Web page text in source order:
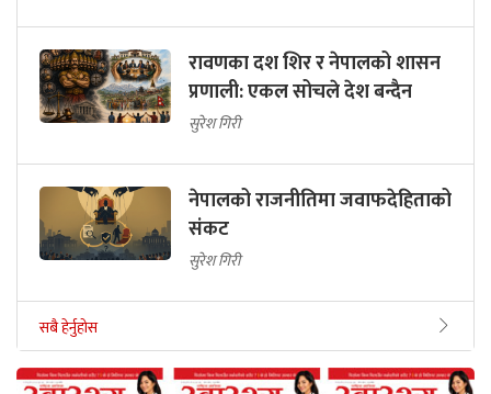
रावणका दश शिर र नेपालको शासन
प्रणाली: एकल सोचले देश बन्दैन
सुरेश गिरी
नेपालको राजनीतिमा जवाफदेहिताको
संकट
सुरेश गिरी
सबै हेर्नुहोस